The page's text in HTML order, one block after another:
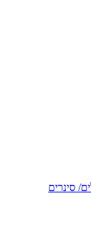
סינרים